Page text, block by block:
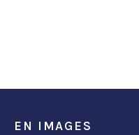
EN IMAGES